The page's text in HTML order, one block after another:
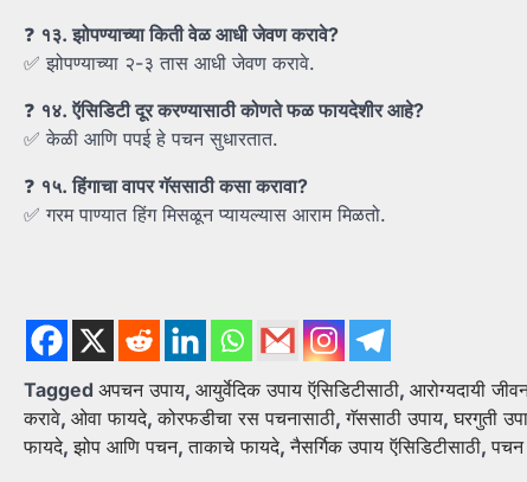
❓ १३.झोपण्याच्याकितीवेळआधीजेवणकरावे?
✅ झोपण्याच्या २-३ तास आधी जेवण करावे.
❓ १४.ऍसिडिटीदूरकरण्यासाठीकोणतेफळफायदेशीरआहे?
✅ केळी आणि पपई हे पचन सुधारतात.
❓ १५.हिंगाचावापरगॅससाठीकसाकरावा?
✅ गरम पाण्यात हिंग मिसळून प्यायल्यास आराम मिळतो.
Tagged अपचन उपाय, आयुर्वेदिक उपाय ऍसिडिटीसाठी, आरोग्यदायी
करावे, ओवा फायदे,कोरफडीचा रस पचनासाठी,गॅससाठी उपाय,घरगुती
फायदे,झोप आणि पचन,ताकाचे फायदे,नैसर्गिक उपाय ऍसिडिटीसाठी,पचन